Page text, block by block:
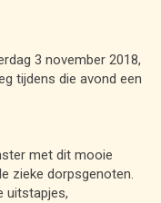
3 november 2018,
tijdens die avond een
met dit mooie
zieke dorpsgenoten.
uitstapjes,